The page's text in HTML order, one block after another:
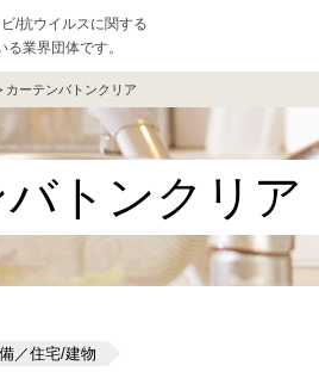
/抗ウイルスに関する
業界団体です。
カーテンバトンクリア
トンクリア
／住宅/建物